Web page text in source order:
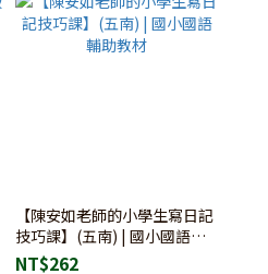
【陳安如老師的小學生寫日記
技巧課】(五南) | 國小國語輔
助教材
NT$262